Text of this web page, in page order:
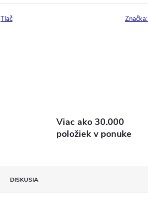
Tlač Značka:
Viac ako 30.000
položiek v ponuke
DISKUSIA